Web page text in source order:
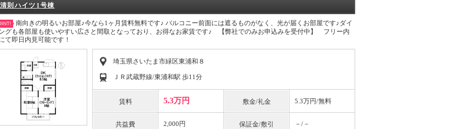
清則ハイツ1号棟
南向きの明るいお部屋♪今なら1ヶ月賃料無料です♪ バルコニー前面には遮るものがなく、光が届くお部屋です♪ダイ
グも各部屋も使いやすい広さと間取となっており、お得なお家賃です♪ 【弊社でのみお申込みを受付中】 フリー内
て即日内見可能です！
埼玉県さいたま市緑区東浦和８
ＪＲ武蔵野線/東浦和駅 歩11分
賃料 5.3万円 敷金/礼金 5.3万円/無料
共益費 2,000円 保証金/敷引 －/－